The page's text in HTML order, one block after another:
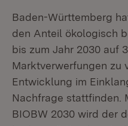
Baden-Württemberg
den Anteil ökologisch
bis zum Jahr 2030 auf
Marktverwerfungen zu
Entwicklung im
Nachfrage stattfinden.
BIOBW 2030 wird der